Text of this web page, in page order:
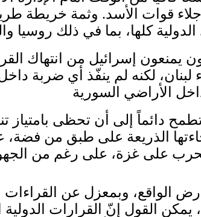
لبنان، لكنه لم ينفّذ أي ضربة
الأول 2023، جاءتها الذريعة
الواقع، وبمعزل عن القراءات